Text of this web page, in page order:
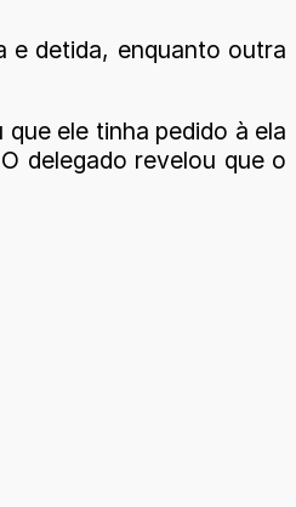
e detida, enquanto outra
ele tinha pedido à ela
delegado revelou que o